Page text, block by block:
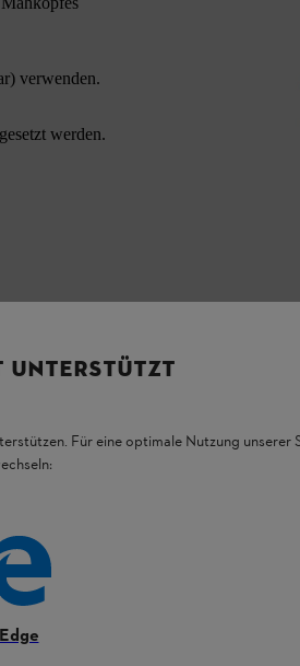
verwenden.
werden.
UNTERSTÜTZT
Für eine optimale Nutzung unserer